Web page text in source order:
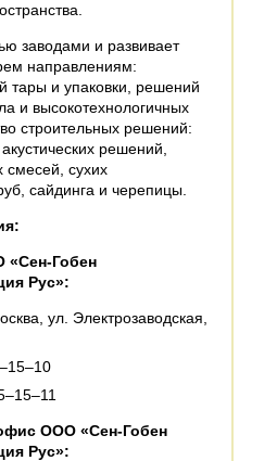
заводами и развивает
направлениям:
тары и упаковки, решений
и высокотехнологичных
строительных решений:
решений,
смесей, сухих
сайдинга и черепицы.
Гобен
Рус»:
ул. Электрозаводская,
ООО «Сен-Гобен
Рус»: